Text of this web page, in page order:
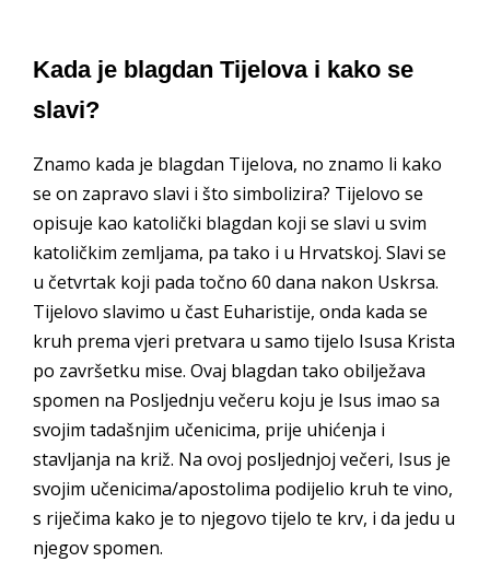
Kada je blagdan Tijelova i kako se
slavi?
Znamo kada je blagdan Tijelova, no znamo li kako
se on zapravo slavi i što simbolizira? Tijelovo se
opisuje kao katolički blagdan koji se slavi u svim
katoličkim zemljama, pa tako i u Hrvatskoj. Slavi se
u četvrtak koji pada točno 60 dana nakon Uskrsa.
Tijelovo slavimo u čast Euharistije, onda kada se
kruh prema vjeri pretvara u samo tijelo Isusa Krista
po završetku mise. Ovaj blagdan tako obilježava
spomen na Posljednju večeru koju je Isus imao sa
svojim tadašnjim učenicima, prije uhićenja i
stavljanja na križ. Na ovoj posljednjoj večeri, Isus je
svojim učenicima/apostolima podijelio kruh te vino,
s riječima kako je to njegovo tijelo te krv, i da jedu u
njegov spomen.